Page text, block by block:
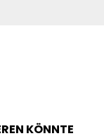
KÖNNTE